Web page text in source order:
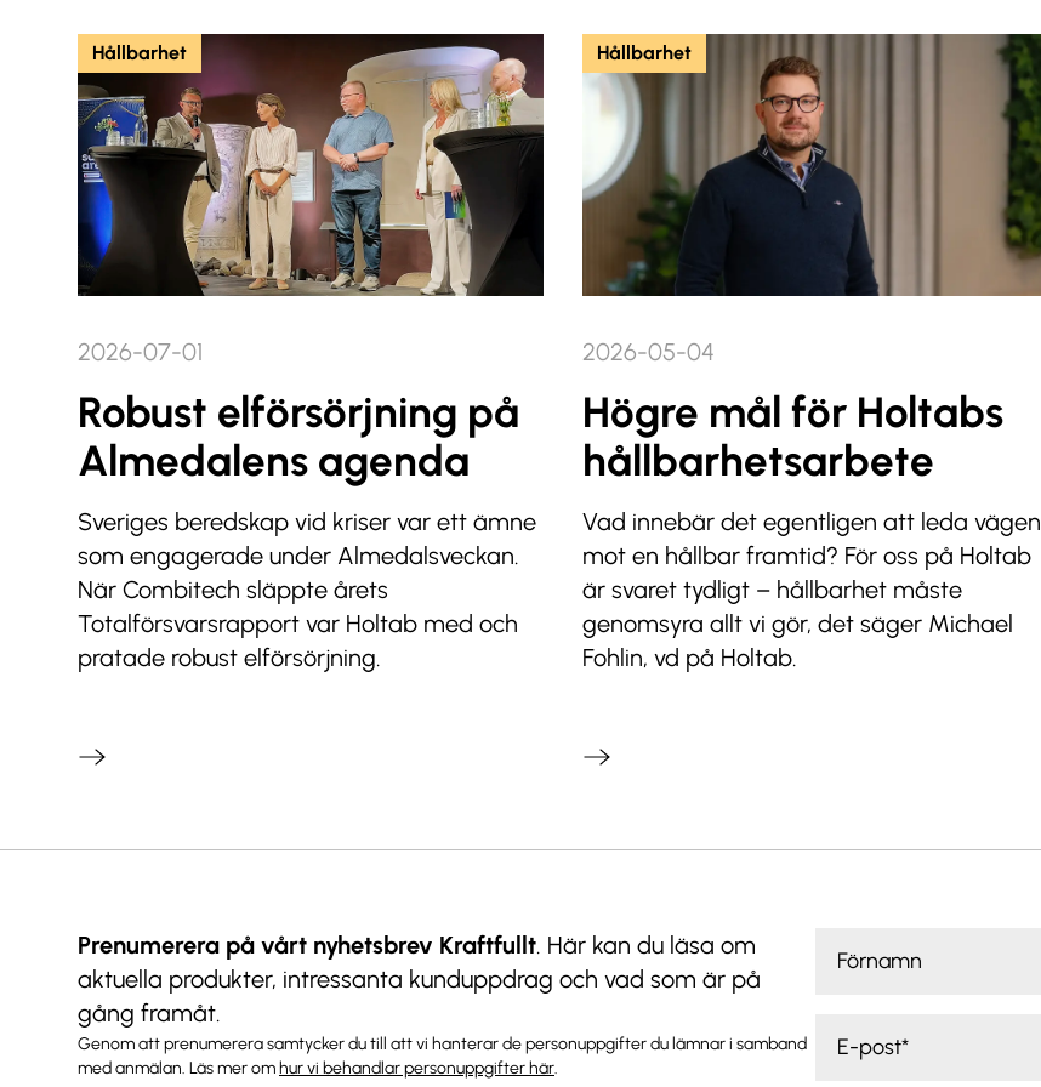
Hållbarhet
2026-07-01
Robust elförsörjning på
Almedalens agenda
Sveriges beredskap vid kriser var ett ämne
som engagerade under Almedalsveckan.
När Combitech släppte årets
Totalförsvarsrapport var Holtab med och
pratade robust elförsörjning.
Hållbarhet
2026-05-04
Högre mål för Holtabs
hållbarhetsarbete
Vad innebär det egentligen att leda vägen
mot en hållbar framtid? För oss på Holtab
är svaret tydligt – hållbarhet måste
genomsyra allt vi gör, det säger Michael
Fohlin, vd på Holtab.
Prenumerera på vårt nyhetsbrev Kraftfullt. Här kan du läsa om
aktuella produkter, intressanta kunduppdrag och vad som är på
gång framåt.
Genom att prenumerera samtycker du till att vi hanterar de personuppgifter du lämnar i samband
med anmälan. Läs mer om hur vi behandlar personuppgifter här.